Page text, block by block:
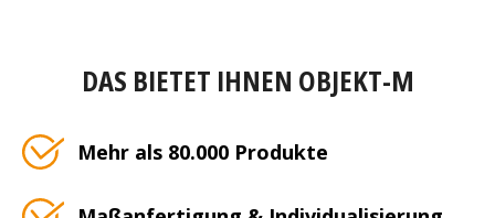
DAS BIETET IHNEN OBJEKT-M
Mehr als 80.000 Produkte